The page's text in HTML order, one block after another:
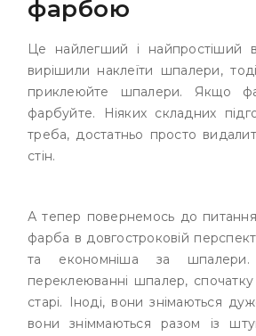
фарбою
Це найлегший і найпростіший
вирішили наклеїти шпалери,
приклеюйте шпалери. Якщо
фарбуйте. Ніяких складних
треба, достатньо просто
стін.
А тепер повернемось до
фарба в довгостроковій
та економніша за
переклеюванні шпалер,
старі. Іноді, вони знімаються
вони зніммаються разом із